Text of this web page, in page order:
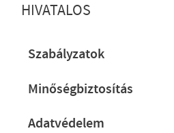
HIVATALOS
Szabályzatok
Minőségbiztosítás
Adatvédelem